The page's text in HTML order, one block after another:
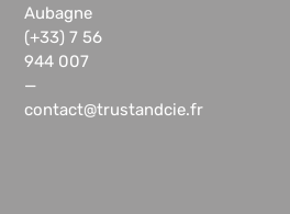
Aubagne
(+33) 7 56
944 007
—
contact@trustandcie.fr